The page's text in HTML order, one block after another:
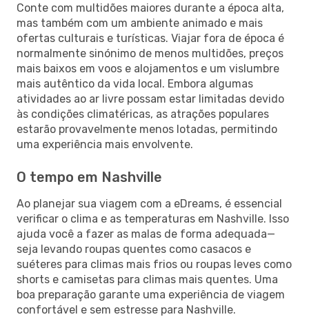
Conte com multidões maiores durante a época alta,
mas também com um ambiente animado e mais
ofertas culturais e turísticas. Viajar fora de época é
normalmente sinónimo de menos multidões, preços
mais baixos em voos e alojamentos e um vislumbre
mais autêntico da vida local. Embora algumas
atividades ao ar livre possam estar limitadas devido
às condições climatéricas, as atrações populares
estarão provavelmente menos lotadas, permitindo
uma experiência mais envolvente.
O tempo em Nashville
Ao planejar sua viagem com a eDreams, é essencial
verificar o clima e as temperaturas em Nashville. Isso
ajuda você a fazer as malas de forma adequada—
seja levando roupas quentes como casacos e
suéteres para climas mais frios ou roupas leves como
shorts e camisetas para climas mais quentes. Uma
boa preparação garante uma experiência de viagem
confortável e sem estresse para Nashville.